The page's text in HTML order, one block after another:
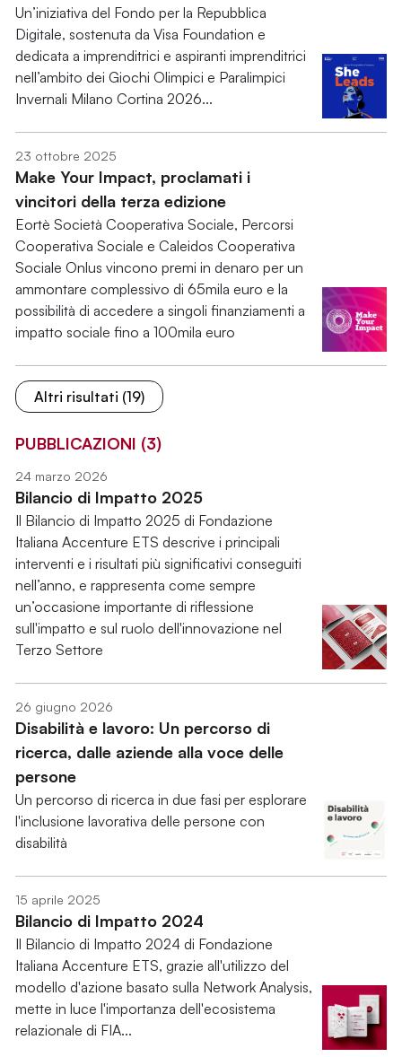
Un’iniziativa del Fondo per la Repubblica
Digitale, sostenuta da Visa Foundation e
dedicata a imprenditrici e aspiranti imprenditrici
nell’ambito dei Giochi Olimpici e Paralimpici
Invernali Milano Cortina 2026...
23 ottobre 2025
Make Your Impact, proclamati i
vincitori della terza edizione
Eortè Società Cooperativa Sociale, Percorsi
Cooperativa Sociale e Caleidos Cooperativa
Sociale Onlus vincono premi in denaro per un
ammontare complessivo di 65mila euro e la
possibilità di accedere a singoli finanziamenti a
impatto sociale fino a 100mila euro
Altri risultati (19)
PUBBLICAZIONI (3)
24 marzo 2026
Bilancio di Impatto 2025
Il Bilancio di Impatto 2025 di Fondazione
Italiana Accenture ETS descrive i principali
interventi e i risultati più significativi conseguiti
nell’anno, e rappresenta come sempre
un’occasione importante di riflessione
sull'impatto e sul ruolo dell'innovazione nel
Terzo Settore
26 giugno 2026
Disabilità e lavoro: Un percorso di
ricerca, dalle aziende alla voce delle
persone
Un percorso di ricerca in due fasi per esplorare
l'inclusione lavorativa delle persone con
disabilità
15 aprile 2025
Bilancio di Impatto 2024
Il Bilancio di Impatto 2024 di Fondazione
Italiana Accenture ETS, grazie all'utilizzo del
modello d'azione basato sulla Network Analysis,
mette in luce l'importanza dell'ecosistema
relazionale di FIA...